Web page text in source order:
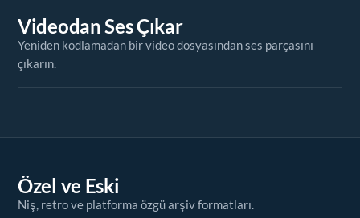
Videodan Ses Çıkar
Yeniden kodlamadan bir video dosyasından ses parçasını
çıkarın.
Özel ve Eski
Niş, retro ve platforma özgü arşiv formatları.